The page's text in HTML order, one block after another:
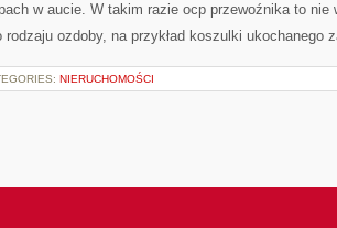
w aucie. W takim razie ocp przewoźnika to
rodzaju ozdoby, na przykład koszulki ukochanego
NIERUCHOMOŚCI